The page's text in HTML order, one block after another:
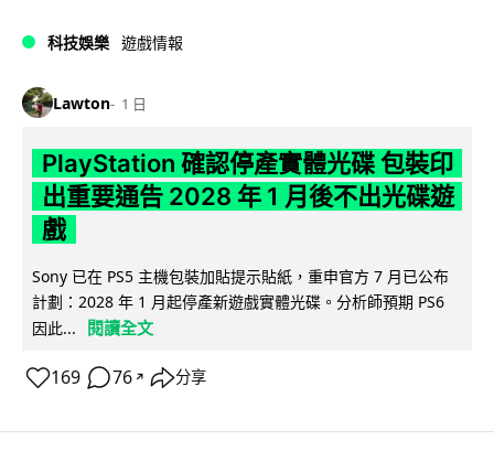
科技娛樂 遊戲情報
Lawton 1 日
PlayStation 確認停產實體光碟 包裝印
出重要通告 2028 年 1 月後不出光碟遊
戲
Sony 已在 PS5 主機包裝加貼提示貼紙，重申官方 7 月已公布
計劃：2028 年 1 月起停產新遊戲實體光碟。分析師預期 PS6
因此...
閱讀全文
169 76 ↗ 分享